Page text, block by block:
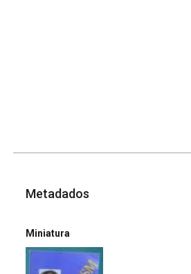
Metadados
Miniatura